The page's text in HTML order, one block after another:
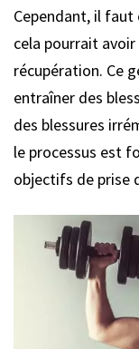
Cependant, il faut
cela pourrait
récupération. Ce
entraîner des
des blessures
le processus est
objectifs de prise